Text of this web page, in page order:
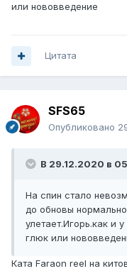
или нововведение
Цитата
SFS65
Опубликовано
В 29.12.2020 в
На спин стало
до обновы
улетает.Игорь.как и
глюк или
Ката Faraon reel на